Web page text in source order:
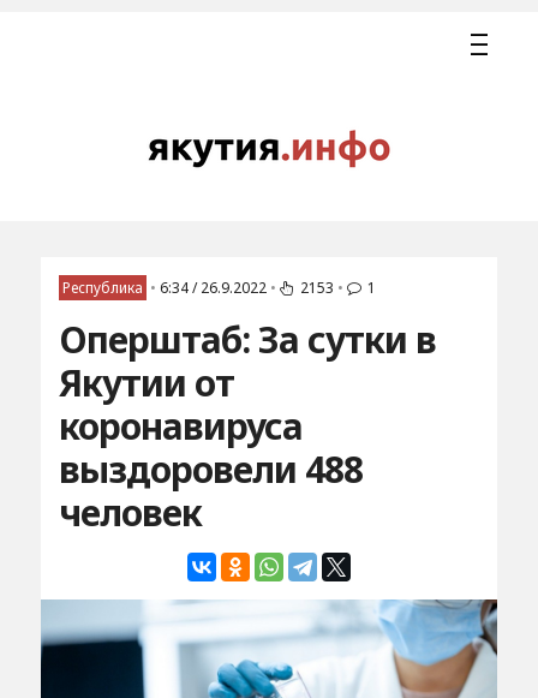
Республика • 6:34 / 26.9.2022 • 2153 • 1
Оперштаб: За сутки в
Якутии от
коронавируса
выздоровели 488
человек